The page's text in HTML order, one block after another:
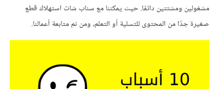
مشغولين ومشتتين دائمًا. حيث يمكننا مع سناب شات استهلاك قطع
صغيرة جدًا من المحتوى للتسلية أو التعلم، ومن ثم متابعة أعمالنا.